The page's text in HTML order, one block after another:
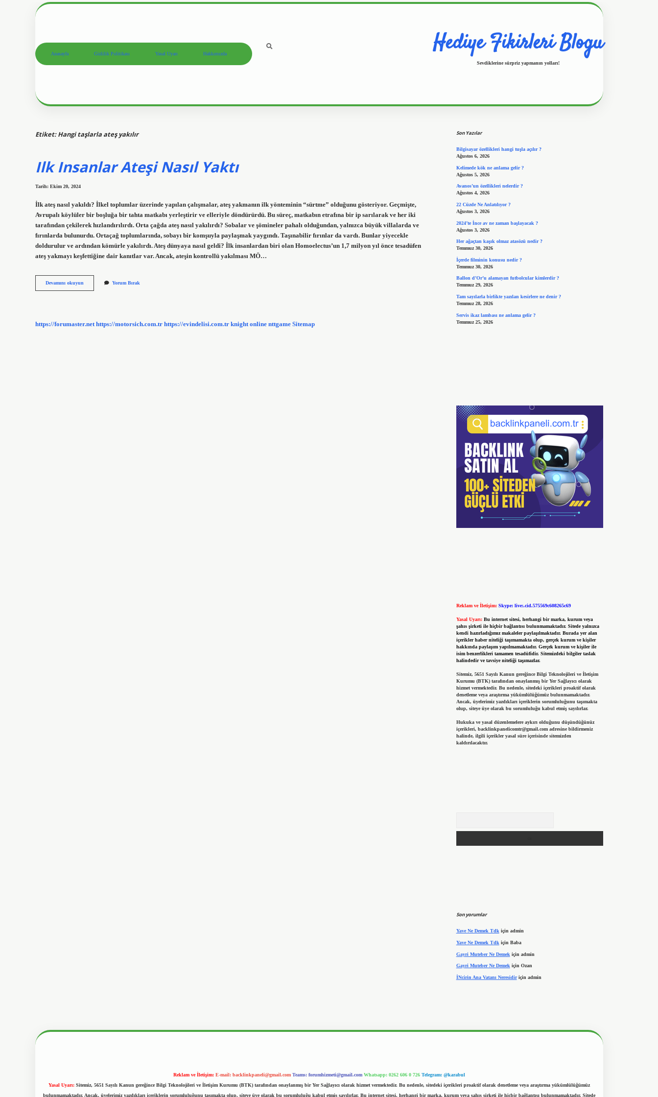
Anasayfa Gizlilik Politikası Yasal Uyarı Hakkımızda Hediye Fikirleri Blogu
Sevdiklerine sürpriz yapmanın yolları!
Etiket:Hangi taşlarla ateş yakılır
Ilk Insanlar Ateşi Nasıl Yaktı
Tarih: Ekim 20, 2024
İlk ateş nasıl yakıldı? İlkel toplumlar üzerinde yapılan çalışmalar, ateş yakmanın ilk yönteminin “sürtme” olduğunu gösteriyor. Geçmişte,
Avrupalı ​​köylüler bir boşluğa bir tahta matkabı yerleştirir ve elleriyle döndürürdü. Bu süreç, matkabın etrafına bir ip sarılarak ve her iki
tarafından çekilerek hızlandırılırdı. Orta çağda ateş nasıl yakılırdı? Sobalar ve şömineler pahalı olduğundan, yalnızca büyük villalarda ve
fırınlarda bulunurdu. Ortaçağ toplumlarında, sobayı bir komşuyla paylaşmak yaygındı. Taşınabilir fırınlar da vardı. Bunlar yiyecekle
doldurulur ve ardından kömürle yakılırdı. Ateş dünyaya nasıl geldi? İlk insanlardan biri olan Homoelectus’un 1,7 milyon yıl önce tesadüfen
ateş yakmayı keşfettiğine dair kanıtlar var. Ancak, ateşin kontrollü yakılması MÖ…
Devamını okuyun
Insanlar
Yorum Bırak
https://forumaster.net https://motorsich.com.tr https://evindelisi.com.tr knight online nttgame Sitemap
Son Yazılar
Bilgisayar özellikleri hangi tuşla açılır ?
Ağustos 6, 2026
Kelimede kök ne anlama gelir ?
Ağustos 5, 2026
Avanos’un özellikleri nelerdir ?
Ağustos 4, 2026
22 Cüzde Ne Anlatılıyor ?
Ağustos 3, 2026
2024’te İnce av ne zaman başlayacak ?
Ağustos 3, 2026
Her ağaçtan kaşık olmaz atasözü nedir ?
Temmuz 30, 2026
İçerde filminin konusu nedir ?
Temmuz 30, 2026
Ballon d’Or’u alamayan futbolcular kimlerdir ?
Temmuz 29, 2026
Tam sayılarla birlikte yazılan kesirlere ne denir ?
Temmuz 28, 2026
Servis ikaz lambası ne anlama gelir ?
Temmuz 25, 2026
Reklam ve İletişim: Skype: live:.cid.575569c608265c69
Yasal Uyarı: Bu internet sitesi, herhangi bir marka, kurum veya
şahıs şirketi ile hiçbir bağlantısı bulunmamaktadır. Sitede yalnızca
kendi hazırladığımız makaleler paylaşılmaktadır. Burada yer alan
içerikler haber niteliği taşımamakta olup, gerçek kurum ve kişiler
hakkında paylaşım yapılmamaktadır. Gerçek kurum ve kişiler ile
isim benzerlikleri tamamen tesadüfidir. Sitemizdeki bilgiler taslak
halindedir ve tavsiye niteliği taşımazlar.
Sitemiz, 5651 Sayılı Kanun gereğince Bilgi Teknolojileri ve İletişim
Kurumu (BTK) tarafından onaylanmış bir Yer Sağlayıcı olarak
hizmet vermektedir. Bu nedenle, sitedeki içerikleri proaktif olarak
denetleme veya araştırma yükümlülüğümüz bulunmamaktadır.
Ancak, üyelerimiz yazdıkları içeriklerin sorumluluğunu taşımakta
olup, siteye üye olarak bu sorumluluğu kabul etmiş sayılırlar.
Hukuka ve yasal düzenlemelere aykırı olduğunu düşündüğünüz
içerikleri, backlinkpanelicomtr@gmail.comadresine bildirmeniz
halinde, ilgili içerikler yasal süre içerisinde sitemizden
kaldırılacaktır.
Son yorumlar
Yave Ne Demek Tdkiçin admin
Yave Ne Demek Tdk için Baba
Gayri Muteber Ne Demek için admin
Gayri Muteber Ne Demek için Ozan
İNcirin Ana Vatanı Neresidiriçin admin
Reklam ve İletişim: E-mail: backlinkpaneli@gmail.com Teams: forumhizmeti@gmail.com Whatsapp: 0262 606 0 726 Telegram: @karabul
Yasal Uyarı: Sitemiz, 5651 Sayılı Kanun gereğince Bilgi Teknolojileri ve İletişim Kurumu (BTK) tarafından onaylanmış bir Yer Sağlayıcı olarak hizmet vermektedir. Bu nedenle, sitedeki içerikleri proaktif olarak denetleme veya araştırma yükümlülüğümüz
bulunmamaktadır. Ancak, üyelerimiz yazdıkları içeriklerin sorumluluğunu taşımakta olup, siteye üye olarak bu sorumluluğu kabul etmiş sayılırlar. Bu internet sitesi, herhangi bir marka, kurum veya şahıs şirketi ile hiçbir bağlantısı bulunmamaktadır. Sitede